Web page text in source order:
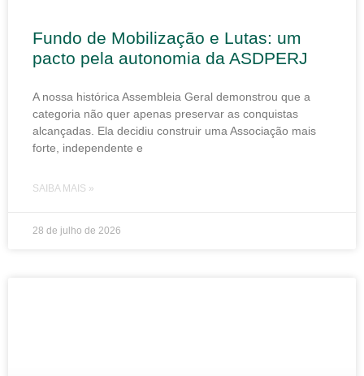
Fundo de Mobilização e Lutas: um
pacto pela autonomia da ASDPERJ
A nossa histórica Assembleia Geral demonstrou que a
categoria não quer apenas preservar as conquistas
alcançadas. Ela decidiu construir uma Associação mais
forte, independente e
SAIBA MAIS »
28 de julho de 2026